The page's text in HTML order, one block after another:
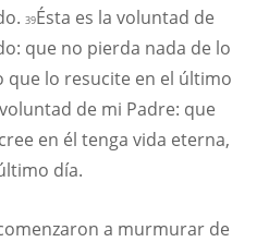
39Ésta es la voluntad de
que no pierda nada de lo
que lo resucite en el último
de mi Padre: que
en él tenga vida eterna,
día.
a murmurar de